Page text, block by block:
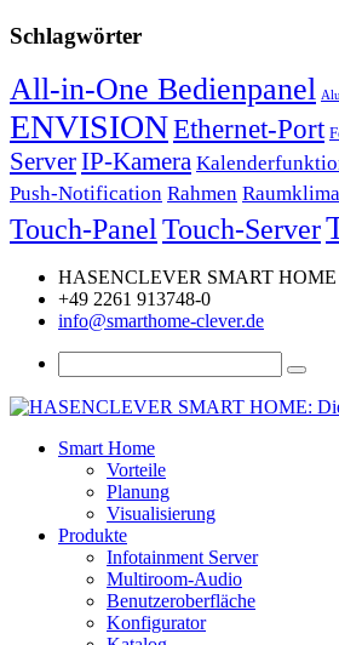
Schlagwörter
All-in-One Bedienpanel
ENVISIONEthernet-Port
ServerIP-Kamera
Push-Notification Rahmen
Touch-PanelTouch-Server
HASENCLEVER SMART HOME
+49 2261 913748-0
info@smarthome-clever.de
Smart Home
Vorteile
Planung
Visualisierung
Produkte
Infotainment Server
Multiroom-Audio
Benutzeroberfläche
Konfigurator